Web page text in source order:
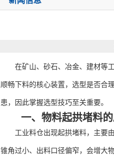
在矿山、砂石、冶金、建材等工
顺畅下料的核心装置，选型是否合
患，因此掌握选型技巧至关重要。
一、物料起拱堵料的
工业料仓出现起拱堵料，主要由
锥角过小、出料口径偏窄，会增大